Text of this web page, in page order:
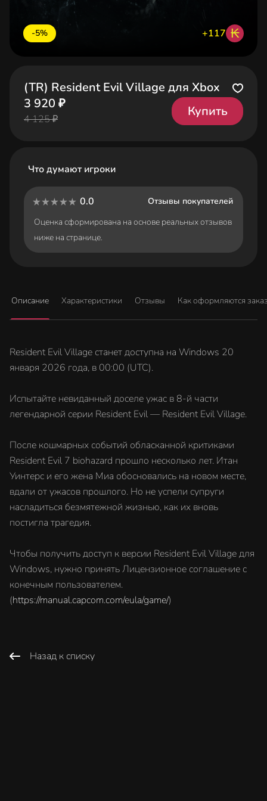
-5% +117 ₭
(TR) Resident Evil Village для Xbox
3 920 ₽
4 125 ₽
Купить
Что думают игроки
0.0
Отзывы покупателей
Оценка сформирована на основе реальных отзывов
ниже на странице.
Описание Характеристики Отзывы Как оформляются
Resident Evil Village станет доступна на Windows 20
января 2026 года, в 00:00 (UTC).
Испытайте невиданный доселе ужас в 8-й части
легендарной серии Resident Evil — Resident Evil Village.
После кошмарных событий обласканной критиками
Resident Evil 7 biohazard прошло несколько лет. Итан
Уинтерс и его жена Миа обосновались на новом месте,
вдали от ужасов прошлого. Но не успели супруги
насладиться безмятежной жизнью, как их вновь
постигла трагедия.
Чтобы получить доступ к версии Resident Evil Village для
Windows, нужно принять Лицензионное соглашение с
конечным пользователем.
(https://manual.capcom.com/eula/game/)
Назад к списку